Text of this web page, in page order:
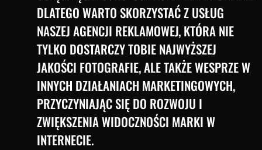
DLATEGO WARTO SKORZYSTAĆ Z USŁUG
NASZEJ AGENCJI REKLAMOWEJ, KTÓRA NIE
TYLKO DOSTARCZY TOBIE NAJWYŻSZEJ
JAKOŚCI FOTOGRAFIE, ALE TAKŻE WESPRZE W
INNYCH DZIAŁANIACH MARKETINGOWYCH,
PRZYCZYNIAJĄC SIĘ DO ROZWOJU I
ZWIĘKSZENIA WIDOCZNOŚCI MARKI W
INTERNECIE.